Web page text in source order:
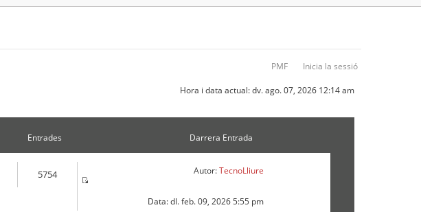
PMF Inicia la sessió
Hora i data actual: dv. ago. 07, 2026 12:14 am
Entrades Darrera Entrada
5754 Autor:TecnoLliure
Data: dl. feb. 09, 2026 5:55 pm